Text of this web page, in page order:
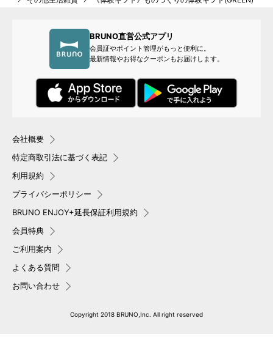
本とは、紙を糸縫いする製本技術。開きやすく耐久性に優れて
います。針金を使用しない安全性から、教科書・絵本・ノート
などに採用されています。
BRUNO直営公式アプリ
会員証やポイント管理がもっと便利に。
最新情報やお得なクーポンもお届けします。
会社概要
特定商取引法に基づく表記
利用規約
プライバシーポリシー
BRUNO ENJOY+延長保証利用規約
会員特典
ご利用案内
よくある質問
お問い合わせ
Copyright 2018 BRUNO,Inc. All right reserved